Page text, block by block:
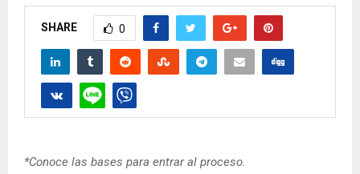
SHARE 0
*Conoce las bases para entrar al proceso.